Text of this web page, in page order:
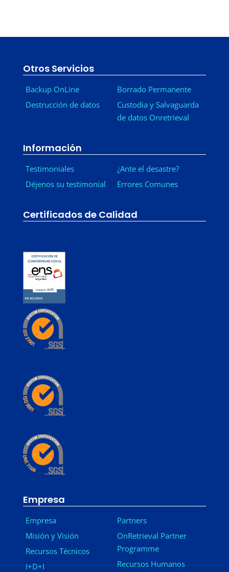
Otros Servicios
Backup OnLine
Destrucción de datos
Borrado Permanente
Custodia y Salvaguarda
de datos Onretrieval
Información
Testimoniales
Déjenos su testimonial
¿Ante el desastre?
Errores Comunes
Certificados de Calidad
Empresa
Empresa
Misión y Visión
Recursos Técnicos
I+D+I
Partners
OnRetrieval Partner
Programme
Recursos Humanos